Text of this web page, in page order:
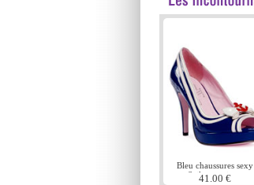
Bleu chaussures sexy
Sailor meziane
41.00 €